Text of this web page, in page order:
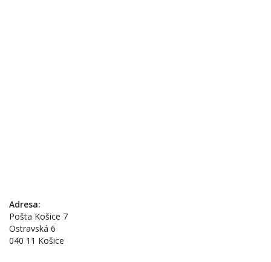
Adresa:
Pošta Košice 7
Ostravská 6
040 11 Košice